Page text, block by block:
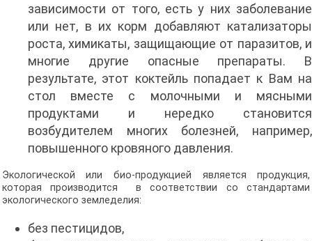
зависимости от того, есть у них заболевание
или нет, в их корм добавляют катализаторы
роста, химикаты, защищающие от паразитов, и
многие другие опасные препараты. В
результате, этот коктейль попадает к Вам на
стол вместе с молочными и мясными
продуктами и нередко становится
возбудителем многих болезней, например,
повышенного кровяного давления.
Экологической или био-продукцией является продукция,
которая производится в соответствии со стандартами
экологического земледелия:
без пестицидов,